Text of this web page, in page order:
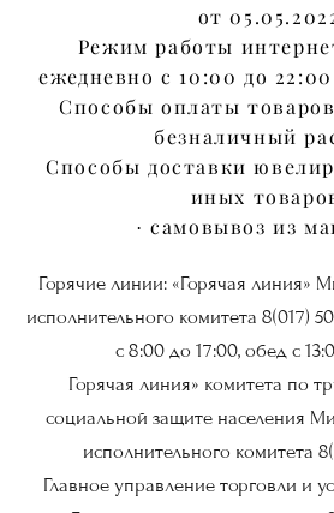
от
Режим работы
ежедневно с 10:00 до
Способы оплаты
безналичный
Способы доставки
иных
· самовывоз из
Горячие линии: «Горячая линия»
исполнительного комитета 8(017)
с 8:00 до 17:00, обед с
Горячая линия» комитета по
социальной защите населения
исполнительного комитета
Главное управление торговли и